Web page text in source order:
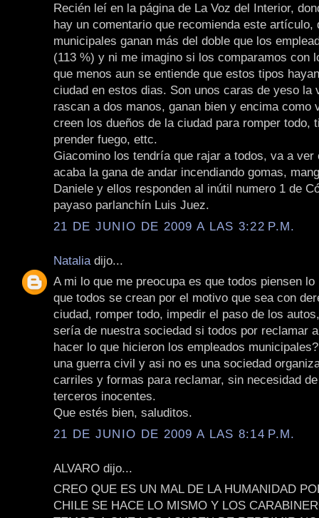
Recién leí en la página de La Voz del Interior,
hay un comentario que recomienda este artículo,
municipales ganan más del doble que los
(113 %) y ni me imagino si los comparamos con
que menos aun se entiende que estos tipos
ciudad en estos dias. Son unos caras de yeso la
rascan a dos manos, ganan bien y encima como
creen los dueños de la ciudad para romper todo,
prender fuego, ettc.
Giacomino los tendría que rajar a todos, va a ver
acaba la gana de andar incendiando gomas,
Daniele y ellos responden al inútil numero 1 de
payaso parlanchín Luis Juez.
21 DE JUNIO DE 2009 A LAS 3:22 P.M.
Natalia dijo...
A mi lo que me preocupa es que todos piensen
que todos se crean por el motivo que sea con
ciudad, romper todo, impedir el paso de los
sería de nuestra sociedad si todos por reclamar
hacer lo que hicieron los empleados
una guerra civil y asi no es una sociedad
carriles y formas para reclamar, sin necesidad
terceros inocentes.
Que estés bien, saluditos.
21 DE JUNIO DE 2009 A LAS 8:14 P.M.
ALVARO dijo...
CREO QUE ES UN MAL DE LA HUMANIDAD
CHILE SE HACE LO MISMO Y LOS